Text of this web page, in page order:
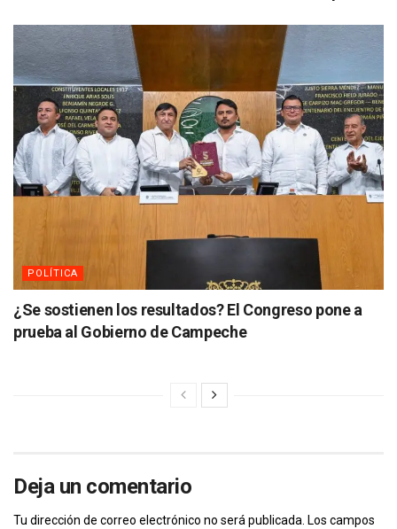
POLÍTICA
¿Se sostienen los resultados? El Congreso pone a
prueba al Gobierno de Campeche
Deja un comentario
Tu dirección de correo electrónico no será publicada. Los campos